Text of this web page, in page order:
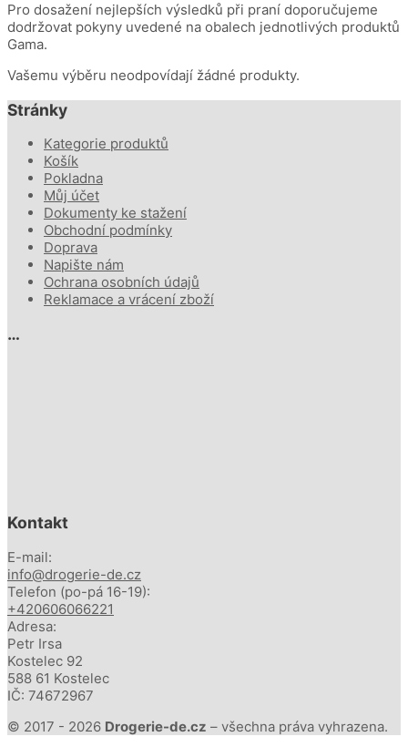
Pro dosažení nejlepších výsledků při praní doporučujeme
dodržovat pokyny uvedené na obalech jednotlivých produktů
Gama.
Vašemu výběru neodpovídají žádné produkty.
Stránky
Kategorie produktů
Košík
Pokladna
Můj účet
Dokumenty ke stažení
Obchodní podmínky
Doprava
Napište nám
Ochrana osobních údajů
Reklamace a vrácení zboží
…
Kontakt
E-mail:
info@drogerie-de.cz
Telefon (po-pá 16-19):
+420606066221
Adresa:
Petr Irsa
Kostelec 92
588 61 Kostelec
IČ: 74672967
© 2017 - 2026 Drogerie-de.cz – všechna práva vyhrazena.